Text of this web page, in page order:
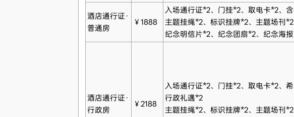
酒店通行证·
普通房
￥1888
入场通行证*2、门挂*2、取电卡*2、
主题挂绳*2、标识挂牌*2、主题场刊
纪念明信片*2、纪念团扇*2、纪念海
酒店通行证·
行政房
￥2188
入场通行证*2、门挂*2、取电卡*2、
行政礼遇*2
主题挂绳*2、标识挂牌*2、主题场刊